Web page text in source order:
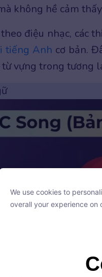
không hề cảm
điệu nhạc, các
tiếng Anh cơ bản.
vựng trong tương
We use cookies to
overall your experience on
We use cookies to
overall your experience on